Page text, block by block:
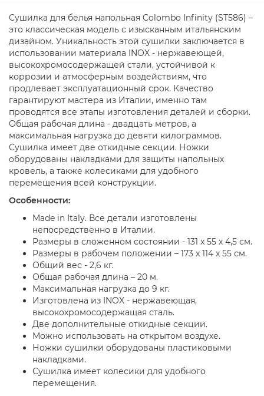
Сушилка для белья напольная Colombo Infinity (ST586) –
это классическая модель с изысканным итальянским
дизайном. Уникальность этой сушилки заключается в
использовании материала INOX - нержавеющей,
высокохромосодержащей стали, устойчивой к
коррозии и атмосферным воздействиям, что
продлевает эксплуатационный срок. Качество
гарантируют мастера из Италии, именно там
проводятся все этапы изготовления деталей и сборки.
Общая рабочая длина - двадцать метров, а
максимальная нагрузка до девяти килограммов.
Сушилка имеет две откидные секции. Ножки
оборудованы накладками для защиты напольных
кровель, а также колесиками для удобного
перемещения всей конструкции.
Особенности:
Made in Italy. Все детали изготовлены
непосредственно в Италии.
Размеры в сложенном состоянии - 131 x 55 x 4,5 см.
Размеры в рабочем положении – 173 x 114 x 55 см.
Общий вес - 2,6 кг.
Общая рабочая длина – 20 м.
Максимальная нагрузка до 9 кг.
Изготовлена из INOX - нержавеющая,
высокохромосодержащая сталь.
Две дополнительные откидные секции.
Можно использовать на открытом воздухе.
Ножки сушилки оборудованы пластиковыми
накладками.
Сушилка имеет колесики для удобного
перемещения.